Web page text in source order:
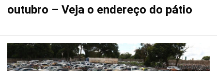
outubro – Veja o endereço do pátio